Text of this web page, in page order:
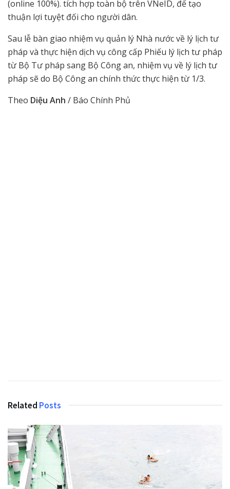
(online 100%). tích hợp toàn bộ trên VNeID, để tạo
thuận lợi tuyệt đối cho người dân.
Sau lễ bàn giao nhiệm vụ quản lý Nhà nước về lý lịch tư
pháp và thực hiện dịch vụ công cấp Phiếu lý lịch tư pháp
từ Bộ Tư pháp sang Bộ Công an, nhiệm vụ về lý lịch tư
pháp sẽ do Bộ Công an chính thức thực hiện từ 1/3.
Theo Diệu Anh / Báo Chính Phủ
Related Posts